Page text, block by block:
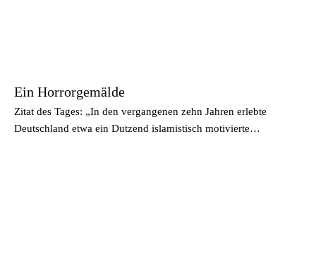
Ein Horrorgemälde
Zitat des Tages: „In den vergangenen zehn Jahren erlebte
Deutschland etwa ein Dutzend islamistisch motivierte…